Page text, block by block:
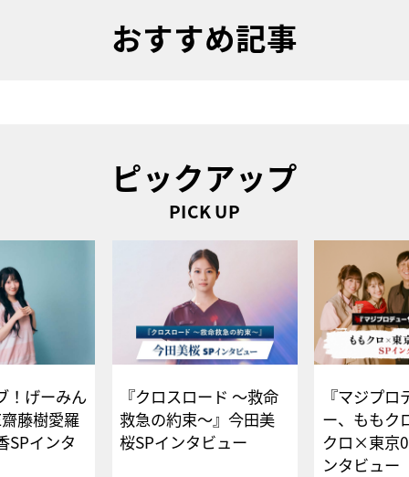
おすすめ記事
ピックアップ
PICK UP
！げーみん
藤樹愛羅
SPインタ
『クロスロード ～救命
救急の約束～』今田美
桜SPインタビュー
『マジプロ
ー、ももク
クロ×東京
ンタビュー